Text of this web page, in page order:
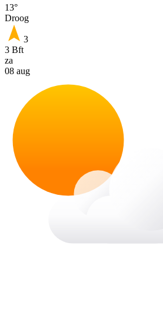
13°
Droog
3
3 Bft
za
08 aug